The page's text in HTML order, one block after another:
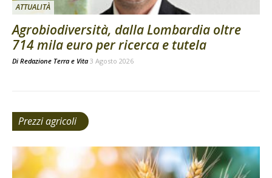
ATTUALITÀ
Agrobiodiversità, dalla Lombardia oltre
714 mila euro per ricerca e tutela
Di Redazione Terra e Vita 3 Agosto 2026
Prezzi agricoli